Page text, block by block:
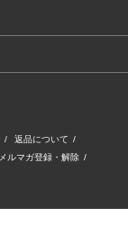
/ 返品について /
メルマガ登録・解除 /